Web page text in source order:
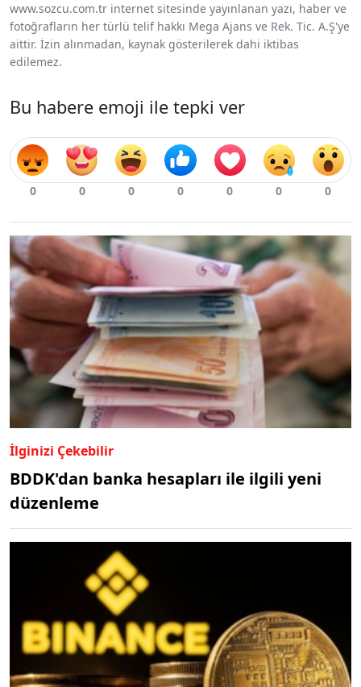
www.sozcu.com.tr internet sitesinde yayınlanan yazı, haber ve
fotoğrafların her türlü telif hakkı Mega Ajans ve Rek. Tic. A.Ş'ye
aittir. İzin alınmadan, kaynak gösterilerek dahi iktibas
edilemez.
Bu habere emoji ile tepki ver
İlginizi Çekebilir
BDDK'dan banka hesapları ile ilgili yeni
düzenleme